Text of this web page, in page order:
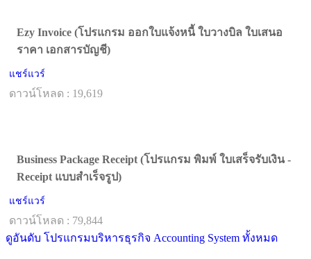
Ezy Invoice (โปรแกรม ออกใบแจ้งหนี้ ใบวางบิล ใบเสนอ
ราคา เอกสารบัญชี)
แชร์แวร์
ดาวน์โหลด : 19,619
Business Package Receipt (โปรแกรม พิมพ์ ใบเสร็จรับเงิน -
Receipt แบบสำเร็จรูป)
แชร์แวร์
ดาวน์โหลด : 79,844
ดูอันดับ โปรแกรมบริหารธุรกิจ Accounting System ทั้งหมด